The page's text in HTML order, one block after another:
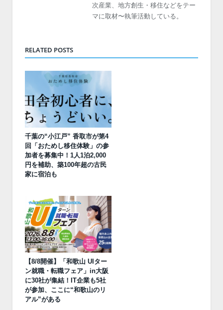
次産業、地方創生・移住などをテー
マに取材〜執筆活動している。
RELATED POSTS
千葉の“小江戸” 香取市が第4
回「おためし移住体験」の参
加者を募集中！1人1泊2,000
円を補助、築100年超の古民
家に宿泊も
【8/8開催】「和歌山 UIター
ン就職・転職フェア」in大阪
に30社が集結！IT企業も5社
が参加、ここに“和歌山のリ
アル”がある